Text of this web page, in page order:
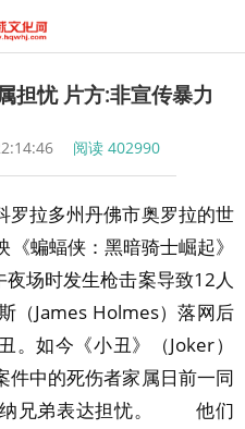
担忧 片方:非宣传暴力
阅读 402990
罗拉多州丹佛市奥罗拉的世
蝙蝠侠：黑暗骑士崛起》
夜场时发生枪击案导致12人
（James Holmes）落网后
。如今《小丑》（Joker）
件中的死伤者家属日前一同
纳兄弟表达担忧。 他们